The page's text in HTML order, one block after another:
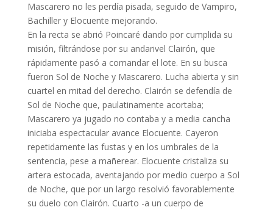
Mascarero no les perdía pisada, seguido de Vampiro,
Bachiller y Elocuente mejorando.
En la recta se abrió Poincaré dando por cumplida su
misión, filtrándose por su andarivel Clairón, que
rápidamente pasó a comandar el lote. En su busca
fueron Sol de Noche y Mascarero. Lucha abierta y sin
cuartel en mitad del derecho. Clairón se defendía de
Sol de Noche que, paulatinamente acortaba;
Mascarero ya jugado no contaba y a media cancha
iniciaba espectacular avance Elocuente. Cayeron
repetidamente las fustas y en los umbrales de la
sentencia, pese a mañerear. Elocuente cristaliza su
artera estocada, aventajando por medio cuerpo a Sol
de Noche, que por un largo resolvió favorablemente
su duelo con Clairón. Cuarto -a un cuerpo de